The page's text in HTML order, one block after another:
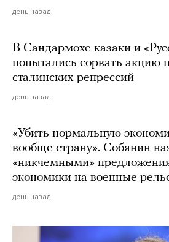
день назад
В Сандармохе казаки и
попытались сорвать акцию
сталинских репрессий
день назад
«Убить нормальную
вообще страну». Собянин
«никчемными»
экономики на военные
день назад